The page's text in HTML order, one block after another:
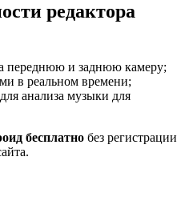
редактора
переднюю и заднюю камеру;
в реальном времени;
анализа музыки для
бесплатно без регистрации